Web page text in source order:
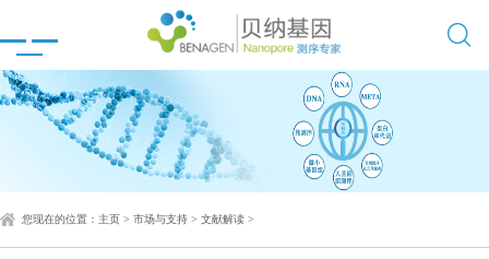

您现在的位置： 主页 > 市场与支持 > 文献解读 >